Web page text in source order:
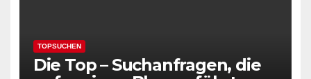
TOPSUCHEN
Die Top – Suchanfragen, die